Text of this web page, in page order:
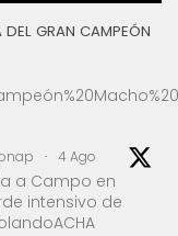
DEL GRAN CAMPEÓN
· 4 Ago
a Campo en
intensivo de